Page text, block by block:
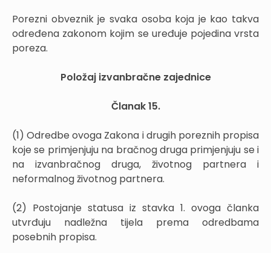
Porezni obveznik je svaka osoba koja je kao takva
određena zakonom kojim se uređuje pojedina vrsta
poreza.
Položaj izvanbračne zajednice
Članak 15.
(1) Odredbe ovoga Zakona i drugih poreznih propisa
koje se primjenjuju na bračnog druga primjenjuju se i
na izvanbračnog druga, životnog partnera i
neformalnog životnog partnera.
(2) Postojanje statusa iz stavka 1. ovoga članka
utvrđuju nadležna tijela prema odredbama
posebnih propisa.